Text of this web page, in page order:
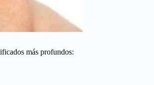
más profundos: